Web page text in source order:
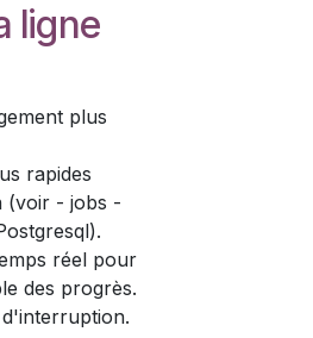
ligne
plus
rapides
(voir - jobs -
réel pour
des progrès.